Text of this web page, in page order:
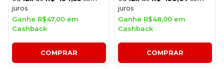
juros
Ganhe R$47,00 em
Cashback
COMPRAR
juros
Ganhe R$48,00 em
Cashback
COMPRAR